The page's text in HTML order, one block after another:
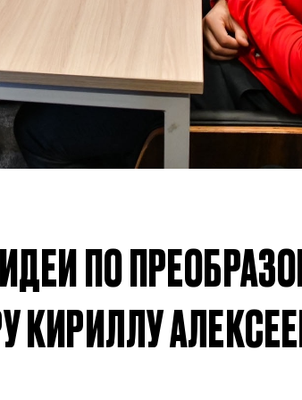
ПО
2007 г. р. — набор закрыт
Дата рождения игрока
Вес игрока
Амплуа игрока